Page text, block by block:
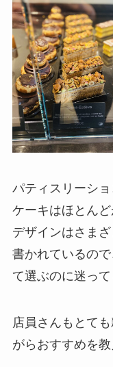
パティスリーショ
ケーキはほとん
デザインはさま
書かれているの
て選ぶのに迷って
店員さんもとて
がらおすすめを教